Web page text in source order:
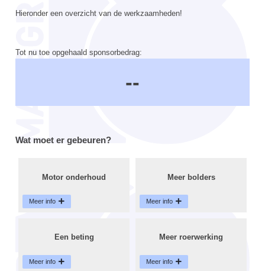
Hieronder een overzicht van de werkzaamheden!
Tot nu toe opgehaald sponsorbedrag:
--
Wat moet er gebeuren?
Motor onderhoud
Meer info
Meer bolders
Meer info
Een beting
Meer info
Meer roerwerking
Meer info